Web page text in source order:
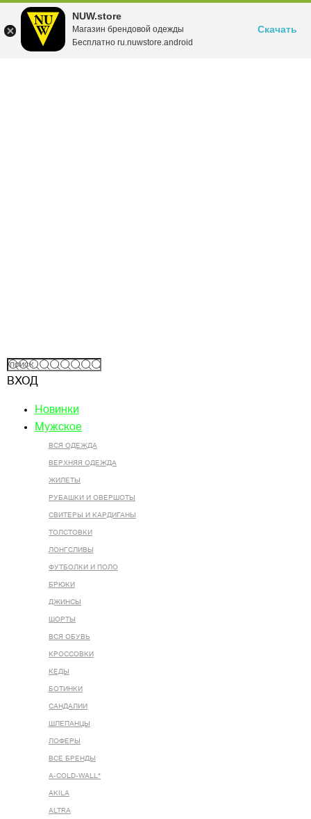
NUW.store
Магазин брендовой одежды
Бесплатно ru.nuwstore.android
Скачать
ВХОД
Новинки
Мужское
ВСЯ ОДЕЖДА
ВЕРХНЯЯ ОДЕЖДА
ЖИЛЕТЫ
РУБАШКИ И ОВЕРШОТЫ
СВИТЕРЫ И КАРДИГАНЫ
ТОЛСТОВКИ
ЛОНГСЛИВЫ
ФУТБОЛКИ И ПОЛО
БРЮКИ
ДЖИНСЫ
ШОРТЫ
ВСЯ ОБУВЬ
КРОССОВКИ
КЕДЫ
БОТИНКИ
САНДАЛИИ
ШЛЕПАНЦЫ
ЛОФЕРЫ
ВСЕ БРЕНДЫ
A-COLD-WALL*
AKILA
ALTRA